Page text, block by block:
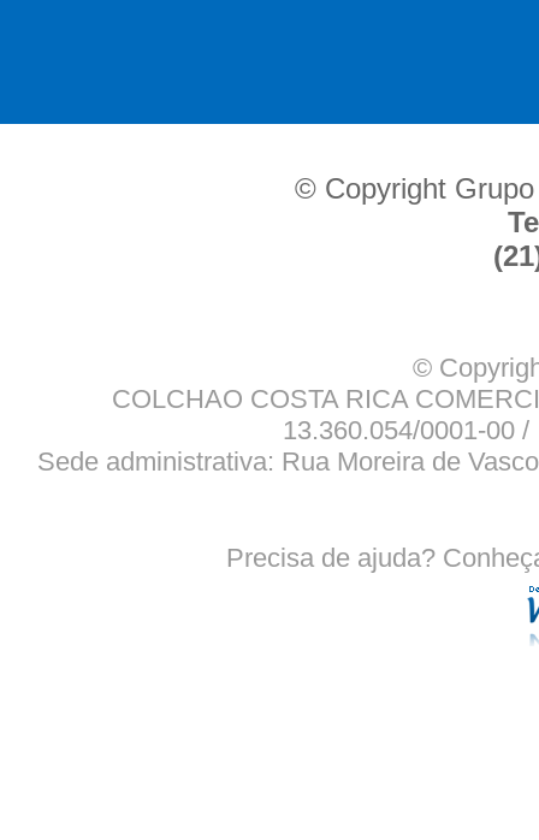
© Copyright
©
COLCHAO COSTA RICA
13.360.054/0001-00
Sede administrativa: Rua Moreira de
Precisa de ajuda?